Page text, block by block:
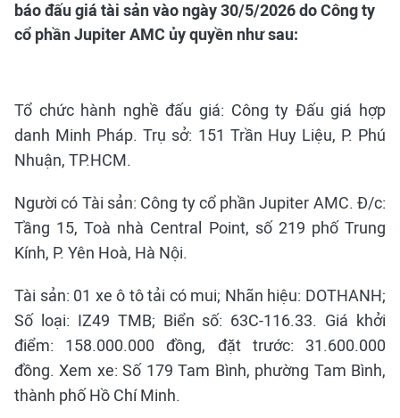
báo đấu giá tài sản vào ngày 30/5/2026 do Công ty
cổ phần Jupiter AMC ủy quyền như sau:
Tổ chức hành nghề đấu giá: Công ty Đấu giá hợp
danh Minh Pháp. Trụ sở: 151 Trần Huy Liệu, P. Phú
Nhuận, TP.HCM.
Người có Tài sản: Công ty cổ phần Jupiter AMC. Đ/c:
Tầng 15, Toà nhà Central Point, số 219 phố Trung
Kính, P. Yên Hoà, Hà Nội.
Tài sản: 01 xe ô tô tải có mui; Nhãn hiệu: DOTHANH;
Số loại: IZ49 TMB; Biển số: 63C-116.33. Giá khởi
điểm: 158.000.000 đồng, đặt trước: 31.600.000
đồng. Xem xe: Số 179 Tam Bình, phường Tam Bình,
thành phố Hồ Chí Minh.